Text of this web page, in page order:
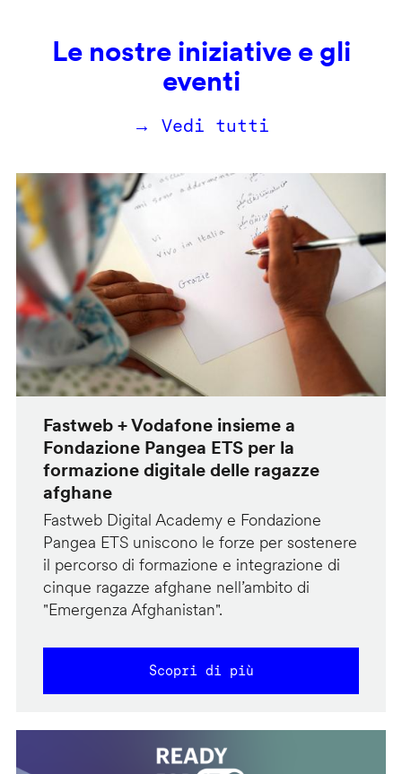
Le nostre iniziative e gli
eventi
→ Vedi tutti
Fastweb + Vodafone insieme a
Fondazione Pangea ETS per la
formazione digitale delle ragazze
afghane
Fastweb Digital Academy e Fondazione
Pangea ETS uniscono le forze per sostenere
il percorso di formazione e integrazione di
cinque ragazze afghane nell’ambito di
"Emergenza Afghanistan".
Scopri di più